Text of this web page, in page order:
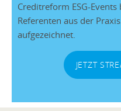
Creditreform ESG-
Referenten aus der
aufgezeichnet.
JETZT